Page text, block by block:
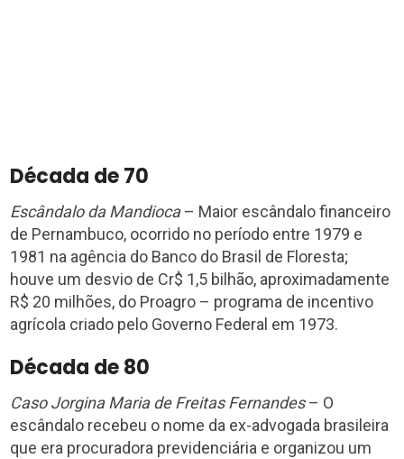
Década de 70
Escândalo da Mandioca– Maior escândalo financeiro
de Pernambuco, ocorrido no período entre 1979 e
1981 na agência do Banco do Brasil de Floresta;
houve um desvio de Cr$ 1,5 bilhão, aproximadamente
R$ 20 milhões, do Proagro – programa de incentivo
agrícola criado pelo Governo Federal em 1973.
Década de 80
Caso Jorgina Maria de Freitas Fernandes– O
escândalo recebeu o nome da ex-advogada brasileira
que era procuradora previdenciária e organizou um